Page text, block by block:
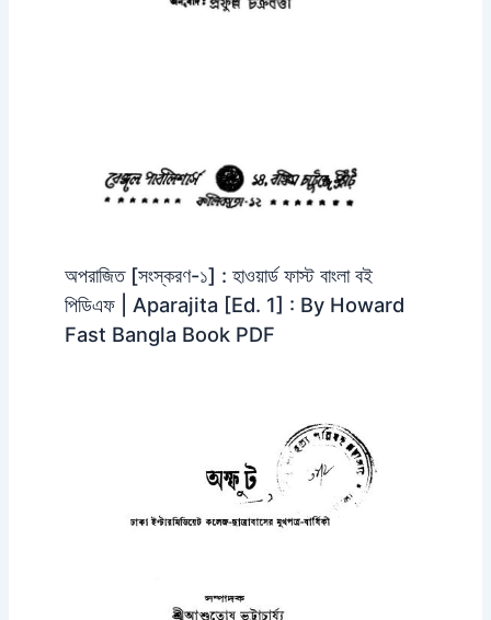
অপরাজিত [সংস্করণ-১] : হাওয়ার্ড ফাস্ট বাংলা বই
পিডিএফ | Aparajita [Ed. 1] : By Howard
Fast Bangla Book PDF